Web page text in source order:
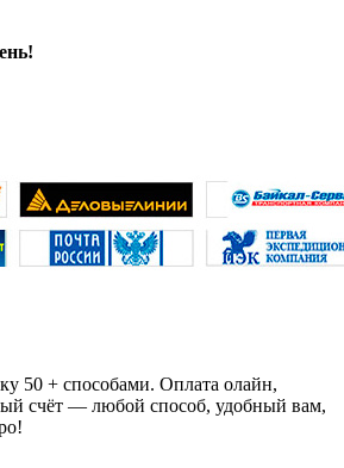
50 + способами. Оплата олайн,
счёт — любой способ, удобный вам,